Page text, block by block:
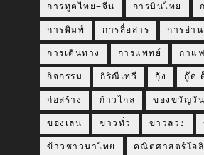
การทูตไทย–จีน การบินไทย
การพิมพ์ การสื่อสาร การอ่าน
การเดินทาง การแพทย์ กาแฟ
กิจกรรม กิริณีเทวี กุ้ง กู๊ด
ก่อสร้าง ก้าวไกล ของขวัญวัน
ของเล่น ข่าวทั่ว ข่าวลวง
ข้าวชาวนาไทย คณิตศาสตร์โอ